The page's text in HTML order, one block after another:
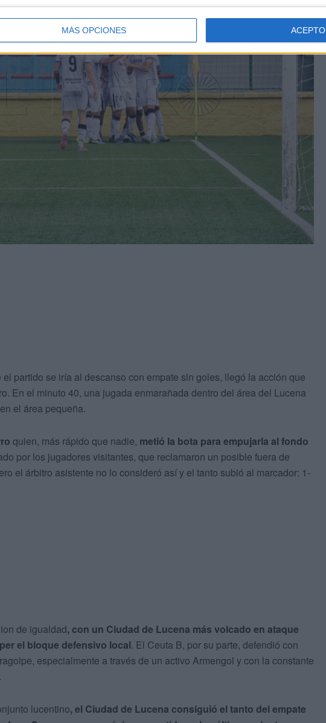
MÁS OPCIONES ACEPTO
partido se iría al descanso con empate sin goles, llegó la acción que
En el minuto 40, una jugada enmarañada dentro del área del Lucena
en el área pequeña.
quien, más rápido que nadie, metió la bota para empujarla al fondo
por los jugadores visitantes, que reclamaron un posible fuera de
el árbitro asistente no lo consideró así y el tanto subió al marcador: 1-
de igualdad, con un Ciudad de Lucena más volcado en ataque
el bloque defensivo local. El Ceuta B, por su parte, defendió con
especialmente a través de un activo Armengol y con la constante
lucentino, el Ciudad de Lucena consiguió el tanto del empate